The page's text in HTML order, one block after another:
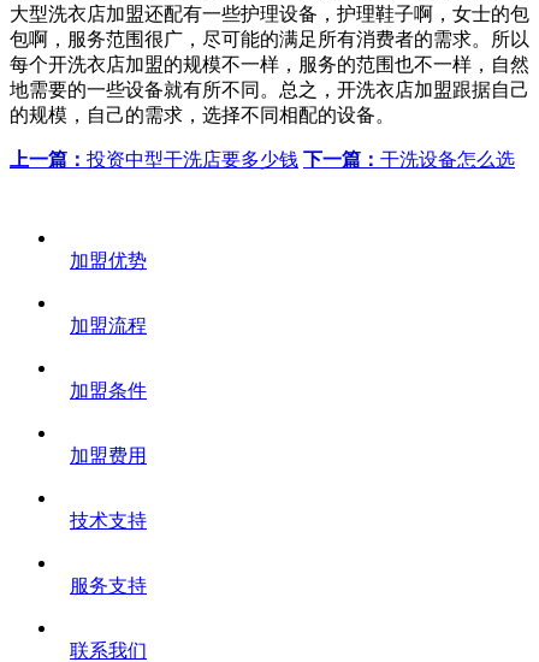
大型洗衣店加盟还配有一些护理设备，护理鞋子啊，女士的包
包啊，服务范围很广，尽可能的满足所有消费者的需求。所以
每个开洗衣店加盟的规模不一样，服务的范围也不一样，自然
地需要的一些设备就有所不同。总之，开洗衣店加盟跟据自己
的规模，自己的需求，选择不同相配的设备。
上一篇： 投资中型干洗店要多少钱 下一篇： ​干洗设备怎么选
加盟优势
加盟流程
加盟条件
加盟费用
技术支持
服务支持
联系我们